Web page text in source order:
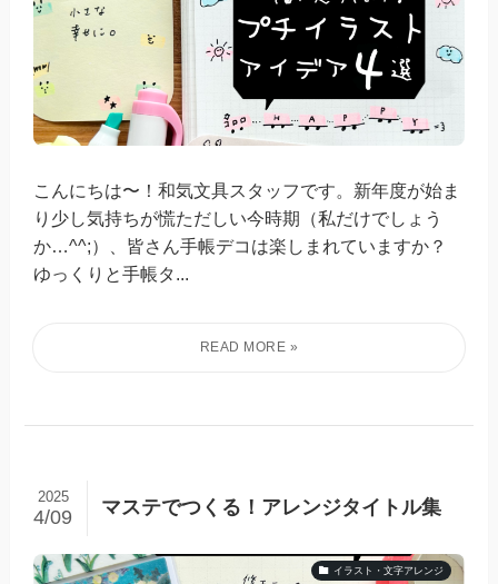
こんにちは〜！和気文具スタッフです。新年度が始ま
り少し気持ちが慌ただしい今時期（私だけでしょう
か…^^;）、皆さん手帳デコは楽しまれていますか？
ゆっくりと手帳タ...
マステでつくる！アレンジタイトル集
2025
4/09
イラスト・文字アレンジ